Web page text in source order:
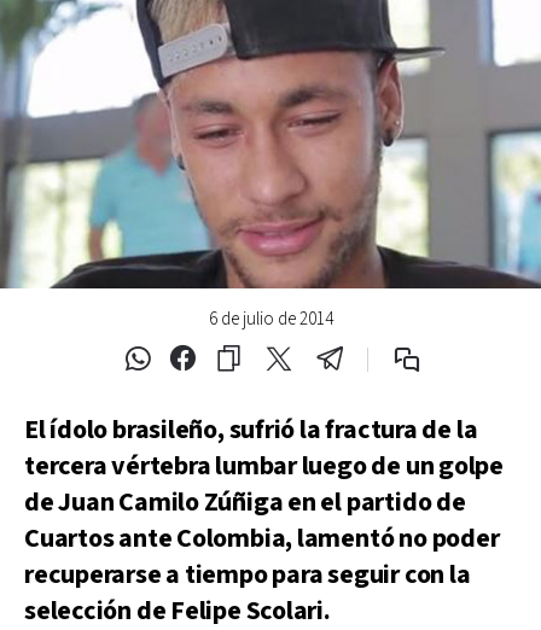
6 de julio de 2014
El ídolo brasileño, sufrió la fractura de la
tercera vértebra lumbar luego de un golpe
de Juan Camilo Zúñiga en el partido de
Cuartos ante Colombia, lamentó no poder
recuperarse a tiempo para seguir con la
selección de Felipe Scolari.